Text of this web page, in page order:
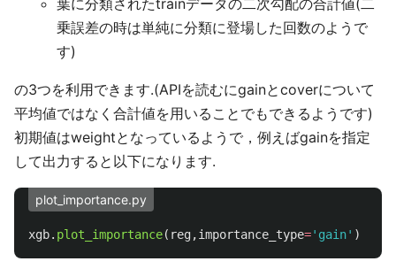
葉に分類されたtrainデータの二次勾配の合計値(二
乗誤差の時は単純に分類に登場した回数のようで
す)
の3つを利用できます.(APIを読むにgainとcoverについて
平均値ではなく合計値を用いることでもできるようです)
初期値はweightとなっているようで，例えばgainを指定
して出力すると以下になります.
plot_importance.py
xgb. plot_importance( reg,importance_type=' gain' )